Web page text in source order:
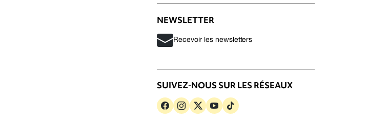
NEWSLETTER
Recevoir les newsletters
SUIVEZ-NOUS SUR LES RÉSEAUX